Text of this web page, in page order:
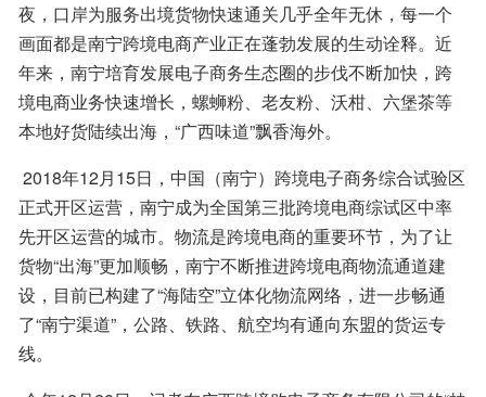
夜，口岸为服务出境货物快速通关几乎全年无休，每一个
画面都是南宁跨境电商产业正在蓬勃发展的生动诠释。近
年来，南宁培育发展电子商务生态圈的步伐不断加快，跨
境电商业务快速增长，螺蛳粉、老友粉、沃柑、六堡茶等
本地好货陆续出海，“广西味道”飘香海外。
正式开区运营，南宁成为全国第三批跨境电商综试区中率
先开区运营的城市。物流是跨境电商的重要环节，为了让
货物“出海”更加顺畅，南宁不断推进跨境电商物流通道建
设，目前已构建了“海陆空”立体化物流网络，进一步畅通
了“南宁渠道”，公路、铁路、航空均有通向东盟的货运专
线。